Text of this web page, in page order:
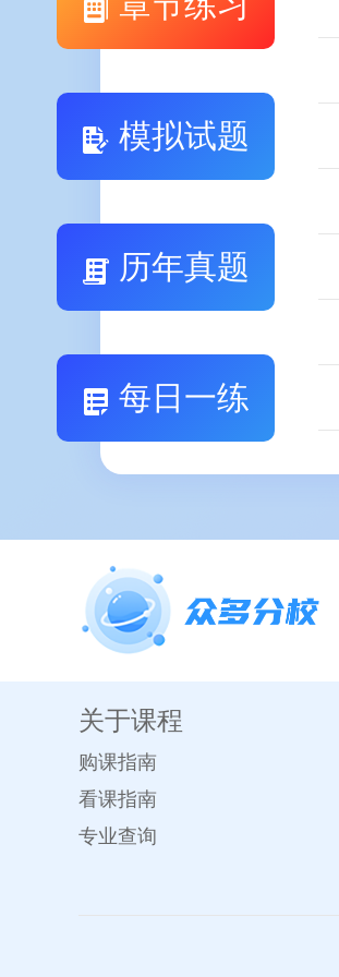
模拟试题
历年真题
每日一练
关于课程
购课指南
看课指南
专业查询